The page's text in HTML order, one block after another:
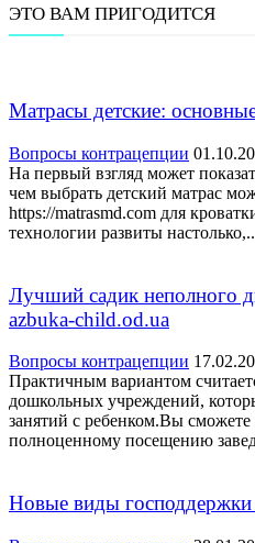
ЭТО ВАМ ПРИГОДИТСЯ
Матрасы детские:
Вопросы контрацепции
На первый взгляд может
чем выбрать детский матрас
https://matrasmd.com для
технологии развиты
Лучший садик неполного
azbuka-child.od.ua
Вопросы контрацепции
Практичным вариантом
дошкольных учреждений,
занятий с ребенком.Вы
полноценному посещению
Новые виды господдержки